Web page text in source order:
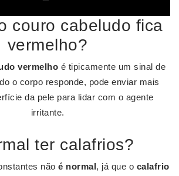
couro cabeludo fica
vermelho?
vermelho é tipicamente um sinal de
o corpo responde, pode enviar mais
da pele para lidar com o agente
irritante.
ter calafrios?
nãoé normal, já que o calafrio